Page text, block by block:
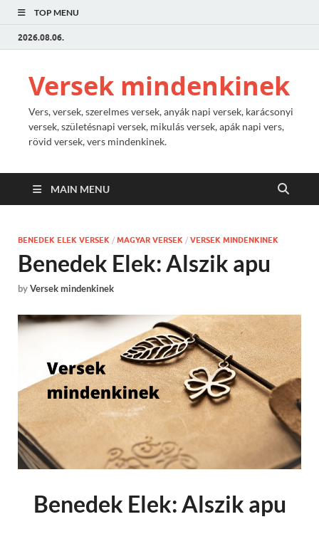
TOP MENU
2026.08.06.
Versek mindenkinek
Vers, versek, szerelmes versek, anyák napi versek, karácsonyi
versek, születésnapi versek, mikulás versek, apák napi vers,
rövid versek, vers mindenkinek.
MAIN MENU
BENEDEK ELEK VERSEK / MAGYAR VERSEK / VERSEK MINDENKINEK
Benedek Elek: Alszik apu
byVersek mindenkinek
Benedek Elek: Alszik apu